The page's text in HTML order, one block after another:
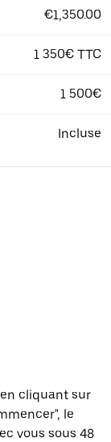
€1,350.00
1 350€ TTC
1 500€
Incluse
cliquant sur
le
vous sous 48